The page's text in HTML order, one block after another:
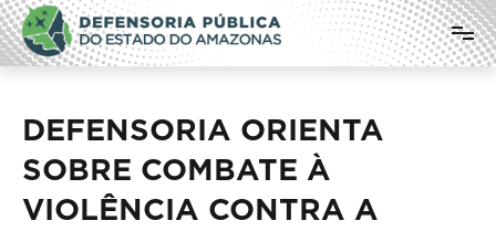
Pular
para
o
conteúdo
Defensoria Pública do Estado do
Amazonas
DEFENSORIA ORIENTA
SOBRE COMBATE À
VIOLÊNCIA CONTRA A